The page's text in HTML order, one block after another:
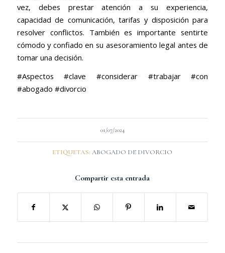
vez, debes prestar atención a su experiencia,
capacidad de comunicación, tarifas y disposición para
resolver conflictos. También es importante sentirte
cómodo y confiado en su asesoramiento legal antes de
tomar una decisión.
#Aspectos #clave #considerar #trabajar #con
#abogado #divorcio
01/07/2024
ETIQUETAS: ABOGADO DE DIVORCIO
Compartir esta entrada